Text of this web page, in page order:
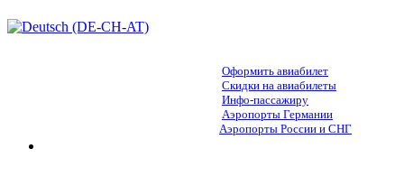
Оформить авиабилет
Скидки на авиабилеты
Инфо-пассажиру
Аэропорты Германии
Аэропорты России и СНГ